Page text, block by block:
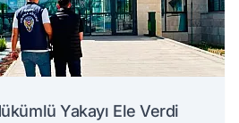
Yakayı Ele Verdi